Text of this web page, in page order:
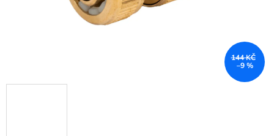
144 KČ
–9 %